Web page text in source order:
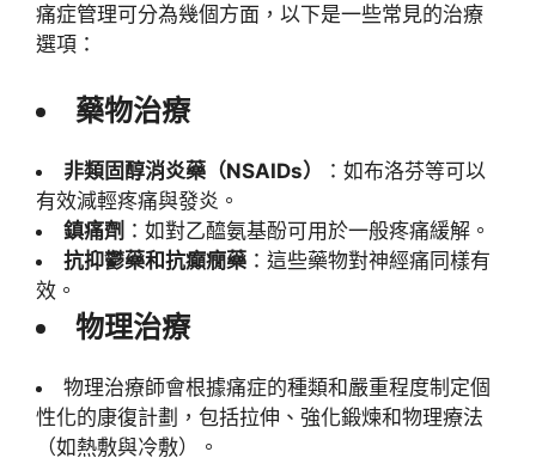
痛症管理可分為幾個方面，以下是一些常見的治療
選項：
藥物治療
非類固醇消炎藥（NSAIDs）
：如布洛芬等可以
有效減輕疼痛與發炎。
鎮痛劑 ：如對乙醯氨基酚可用於一般疼痛緩解。
抗抑鬱藥和抗癲癇藥 ：這些藥物對神經痛同樣有
效。
物理治療
物理治療師會根據痛症的種類和嚴重程度制定個
性化的康復計劃，包括拉伸、強化鍛煉和物理療法
（如熱敷與冷敷）。